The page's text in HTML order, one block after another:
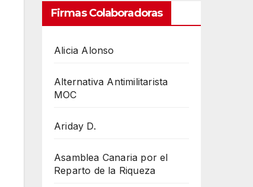
Firmas Colaboradoras
Alicia Alonso
Alternativa Antimilitarista
MOC
Ariday D.
Asamblea Canaria por el
Reparto de la Riqueza